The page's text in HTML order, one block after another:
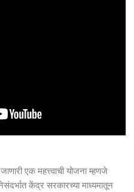
एक महत्त्वाची योजना म्हणजे
केंद्र सरकारच्या माध्यमातून